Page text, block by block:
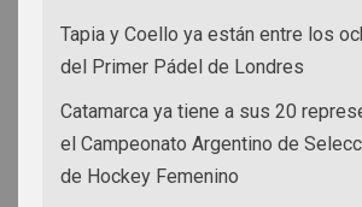
Tapia y Coello ya están entre los
del Primer Pádel de Londres
Catamarca ya tiene a sus 20
el Campeonato Argentino de
de Hockey Femenino